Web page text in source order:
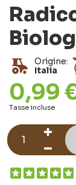
Origine:
Italia
0,99
Tasse incluse